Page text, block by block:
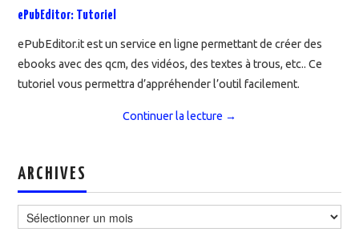
ePubEditor: Tutoriel
ePubEditor.it est un service en ligne permettant de créer des
ebooks avec des qcm, des vidéos, des textes à trous, etc.. Ce
tutoriel vous permettra d’appréhender l’outil facilement.
Continuer la lecture →
ARCHIVES